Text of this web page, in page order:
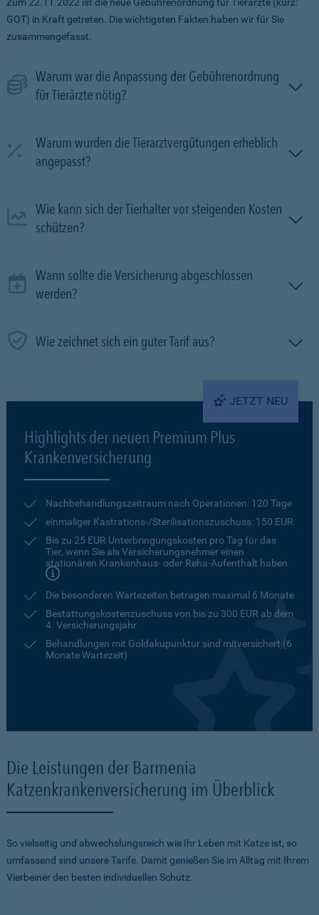
GOT) in Kraft getreten. Die wichtigsten Fakten haben wir für Sie
zusammengefasst.
Warum war die Anpassung der Gebührenordnung
für Tierärzte nötig?
Warum wurden die Tierarztvergütungen erheblich
angepasst?
Wie kann sich der Tierhalter vor steigenden Kosten
schützen?
Wann sollte die Versicherung abgeschlossen
werden?
Wie zeichnet sich ein guter Tarif aus?
JETZT NEU
Highlights der neuen Premium Plus
Krankenversicherung
Nachbehandlungszeitraum nach Operationen: 120 Tage
einmaliger Kastrations-/Sterilisationszuschuss: 150 EUR
Bis zu 25 EUR Unterbringungskosten pro Tag für das
Tier, wenn Sie als Versicherungsnehmer einen
stationären Krankenhaus- oder Reha-Aufenthalt haben
Die besonderen Wartezeiten betragen maximal 6 Monate
Bestattungskostenzuschuss von bis zu 300 EUR ab dem
4. Versicherungsjahr
Behandlungen mit Goldakupunktur sind mitversichert (6
Monate Wartezeit)
Die Leistungen der Barmenia
Katzenkrankenversicherung im Überblick
So vielseitig und abwechslungsreich wie Ihr Leben mit Katze ist, so
umfassend sind unsere Tarife. Damit genießen Sie im Alltag mit Ihrem
Vierbeiner den besten individuellen Schutz.